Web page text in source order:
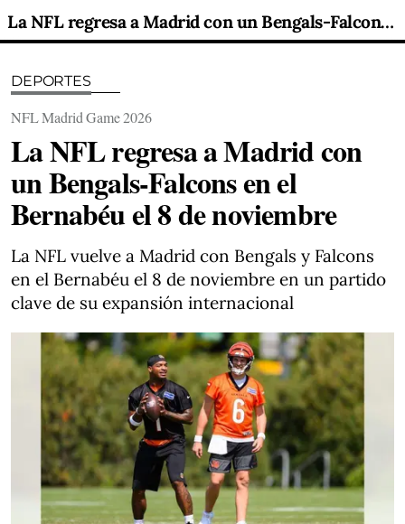
La NFL regresa a Madrid con un Bengals-Falcons en el Bernabéu el 8 de noviembre
DEPORTES
NFL Madrid Game 2026
La NFL regresa a Madrid con
un Bengals-Falcons en el
Bernabéu el 8 de noviembre
La NFL vuelve a Madrid con Bengals y Falcons
en el Bernabéu el 8 de noviembre en un partido
clave de su expansión internacional